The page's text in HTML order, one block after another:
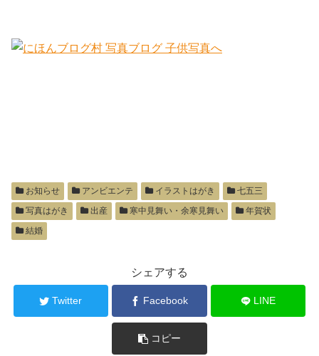
お知らせ アンビエンテ イラストはがき
七五三
写真はがき
出産 寒中見舞い・余寒見舞い
年賀状
結婚
シェアする
Twitter Facebook LINE
コピー